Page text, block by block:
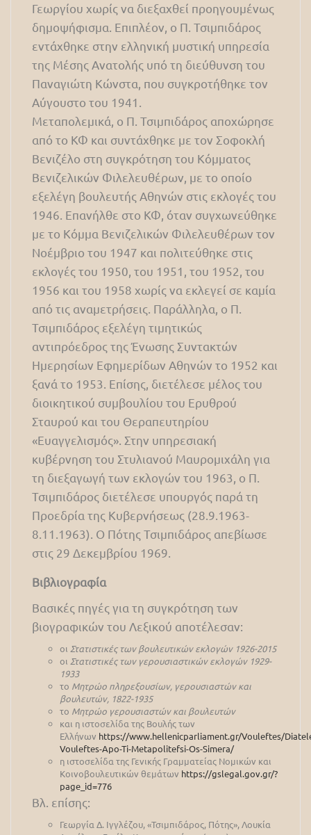
Γεωργίου χωρίς να διεξαχθεί προηγουμένως
δημοψήφισμα. Επιπλέον, ο Π. Τσιμπιδάρος
εντάχθηκε στην ελληνική μυστική υπηρεσία
της Μέσης Ανατολής υπό τη διεύθυνση του
Παναγιώτη Κώνστα, που συγκροτήθηκε τον
Αύγουστο του 1941.
Μεταπολεμικά, ο Π. Τσιμπιδάρος αποχώρησε
από το ΚΦ και συντάχθηκε με τον Σοφοκλή
Βενιζέλο στη συγκρότηση του Κόμματος
Βενιζελικών Φιλελευθέρων, με το οποίο
εξελέγη βουλευτής Αθηνών στις εκλογές του
1946. Επανήλθε στο ΚΦ, όταν συγχωνεύθηκε
με το Κόμμα Βενιζελικών Φιλελευθέρων τον
Νοέμβριο του 1947 και πολιτεύθηκε στις
εκλογές του 1950, του 1951, του 1952, του
1956 και του 1958 χωρίς να εκλεγεί σε καμία
από τις αναμετρήσεις. Παράλληλα, ο Π.
Τσιμπιδάρος εξελέγη τιμητικώς
αντιπρόεδρος της Ένωσης Συντακτών
Ημερησίων Εφημερίδων Αθηνών το 1952 και
ξανά το 1953. Επίσης, διετέλεσε μέλος του
διοικητικού συμβουλίου του Ερυθρού
Σταυρού και του Θεραπευτηρίου
«Ευαγγελισμός». Στην υπηρεσιακή
κυβέρνηση του Στυλιανού Μαυρομιχάλη για
τη διεξαγωγή των εκλογών του 1963, ο Π.
Τσιμπιδάρος διετέλεσε υπουργός παρά τη
Προεδρία της Κυβερνήσεως (28.9.1963-
8.11.1963). Ο Πότης Τσιμπιδάρος απεβίωσε
στις 29 Δεκεμβρίου 1969.
Βιβλιογραφία
Βασικές πηγές για τη συγκρότηση των
βιογραφικών του Λεξικού αποτέλεσαν:
οι Στατιστικές των βουλευτικών εκλογών 1926-2015
οι Στατιστικές των γερουσιαστικών εκλογών 1929-
1933
το Μητρώο πληρεξουσίων, γερουσιαστών και
βουλευτών, 1822-1935
το Μητρώο γερουσιαστών και βουλευτών
και η ιστοσελίδα της Βουλής των
Ελλήνων https://www.hellenicparliament.gr/Vouleftes/
Vouleftes-Apo-Ti-Metapolitefsi-Os-Simera/
η ιστοσελίδα της Γενικής Γραμματείας Νομικών και
Κοινοβουλευτικών θεμάτων https://gslegal.gov.gr/?
page_id=776
Βλ. επίσης:
Γεωργία Δ. Ιγγλέζου, «Τσιμπιδάρος, Πότης», Λουκία